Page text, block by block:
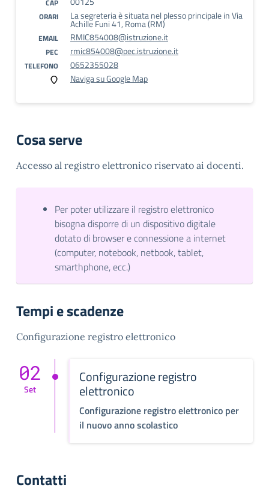
CAP
ORARI La segreteria è situata nel plesso principale in Via
Achille Funi 41, Roma (RM)
EMAIL RMIC854008@istruzione.it
PEC rmic854008@pec.istruzione.it
TELEFONO
0652355028
Naviga su Google Map
Cosa serve
Accesso al registro elettronico riservato ai docenti.
Per poter utilizzare il registro elettronico
bisogna disporre di un dispositivo digitale
dotato di browser e connessione a internet
(computer, notebook, netbook, tablet,
smarthphone, ecc.)
Tempi e scadenze
Configurazione registro elettronico
Configurazione registro
elettronico
Configurazione registro elettronico per
il nuovo anno scolastico
02
Set
Contatti